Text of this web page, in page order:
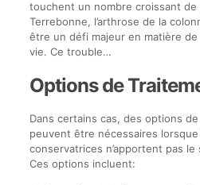
touchent un nombre croissant
Terrebonne, l’arthrose de la
être un défi majeur en matière
vie. Ce trouble…
Options de
Dans certains cas, des options
peuvent être nécessaires
conservatrices n’apportent pas
Ces options incluent: